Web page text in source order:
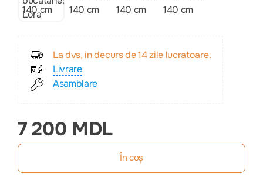
La dvs, in decurs de 14 zile lucratoare.
Livrare
Asamblare
7 200 MDL
În coș